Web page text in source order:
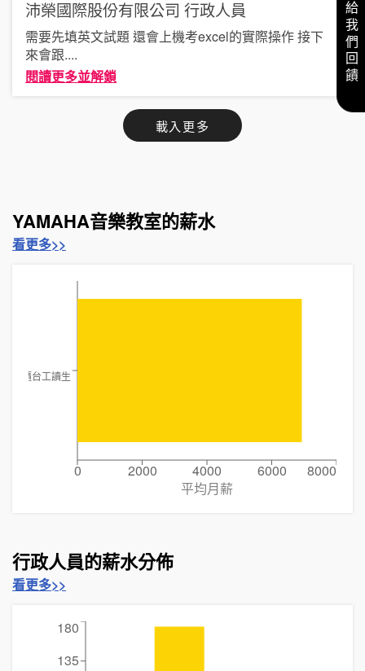
沛榮國際股份有限公司 行政人員
需要先填英文試題 還會上機考excel的實際操作 接下
來會跟....
閱讀更多並解鎖
載入更多
YAMAHA音樂教室的薪水
看更多>>
0 2000 4000 6000
8000
平均月薪
櫃台工讀生
行政人員的薪水分佈
看更多>>
135
180
給我們回饋